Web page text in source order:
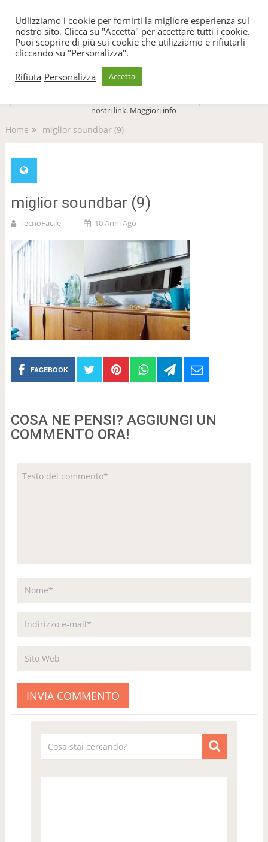
TecnoFacile
Menu
pubblico. Potremmo ricevere una commissione se acquisti attraverso i
nostri link. Maggiori info
Home miglior soundbar (9)
miglior soundbar (9)
TecnoFacile 10 Anni Ago
FACEBOOK
COSA NE PENSI? AGGIUNGI UN
COMMENTO ORA!
Utilizziamo i cookie per fornirti la migliore esperienza sul
nostro sito. Clicca su "Accetta" per accettare tutti i cookie.
Puoi scoprire di più sui cookie che utilizziamo e rifiutarli
cliccando su "Personalizza".
Rifiuta Personalizza Accetta